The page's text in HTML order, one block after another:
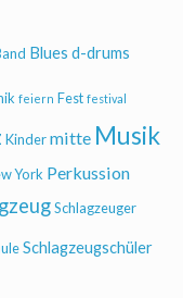
Blues d-drums
feiern Fest festival
Kinder mitte Musik
York Perkussion
Schlagzeuger
Schlagzeugschüler